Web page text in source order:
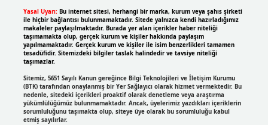
Yasal Uyarı: Bu internet sitesi, herhangi bir marka, kurum veya şahıs şirketi
ile hiçbir bağlantısı bulunmamaktadır. Sitede yalnızca kendi hazırladığımız
makaleler paylaşılmaktadır. Burada yer alan içerikler haber niteliği
taşımamakta olup, gerçek kurum ve kişiler hakkında paylaşım
yapılmamaktadır. Gerçek kurum ve kişiler ile isim benzerlikleri tamamen
tesadüfidir. Sitemizdeki bilgiler taslak halindedir ve tavsiye niteliği
taşımazlar.
Sitemiz, 5651 Sayılı Kanun gereğince Bilgi Teknolojileri ve İletişim Kurumu
(BTK) tarafından onaylanmış bir Yer Sağlayıcı olarak hizmet vermektedir. Bu
nedenle, sitedeki içerikleri proaktif olarak denetleme veya araştırma
yükümlülüğümüz bulunmamaktadır. Ancak, üyelerimiz yazdıkları içeriklerin
sorumluluğunu taşımakta olup, siteye üye olarak bu sorumluluğu kabul
etmiş sayılırlar.